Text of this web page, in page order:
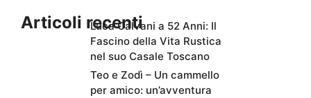
Articoli recentiLuca Calvani a 52 Anni: Il
Fascino della Vita Rustica
nel suo Casale Toscano
Teo e Zodì – Un cammello
per amico: un’avventura